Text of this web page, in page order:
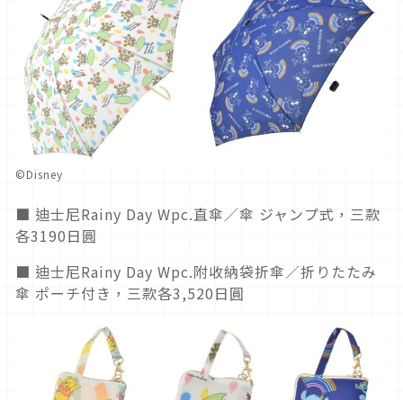
©Disney
■ 迪士尼Rainy Day Wpc.直傘／傘 ジャンプ式，三款
各3190日圓
■ 迪士尼Rainy Day Wpc.附收納袋折傘／折りたたみ
傘 ポーチ付き，三款各3,520日圓